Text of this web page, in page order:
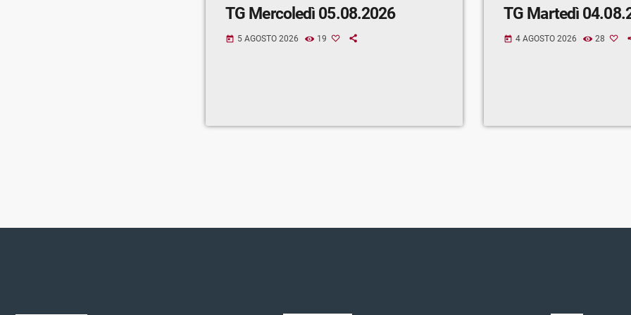
TG Mercoledì 05.08.2026
today 5 AGOSTO 2026 19
TG Martedì
today 4 AGOSTO 2026 28